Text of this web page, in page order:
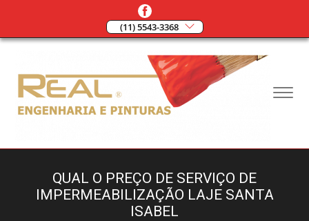
(11) 5543-3368
QUAL O PREÇO DE SERVIÇO DE
IMPERMEABILIZAÇÃO LAJE SANTA
ISABEL